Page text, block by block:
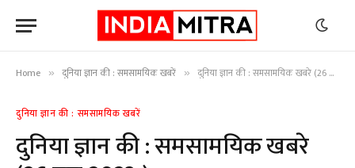
Home » दुनिया ज्ञान की : समसामयिक खबरें » दुनिया ज्ञान की : समसामयिक खबरे (26 जून 2023 )
दुनिया ज्ञान की : समसामयिक खबरें
दुनिया ज्ञान की : समसामयिक खबरे